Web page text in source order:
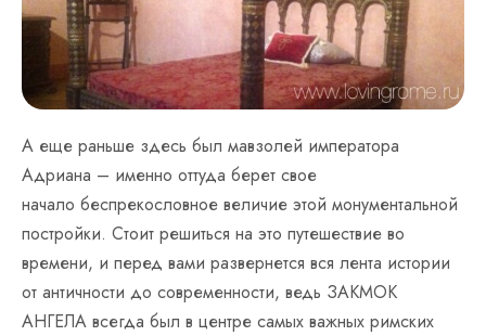
А еще раньше здесь был мавзолей императора
Адриана – именно оттуда берет свое
начало беспрекословное величие этой монументальной
постройки. Стоит решиться на это путешествие во
времени, и перед вами развернется вся лента истории
от античности до современности, ведь ЗАКМОК
АНГЕЛА всегда был в центре самых важных римских